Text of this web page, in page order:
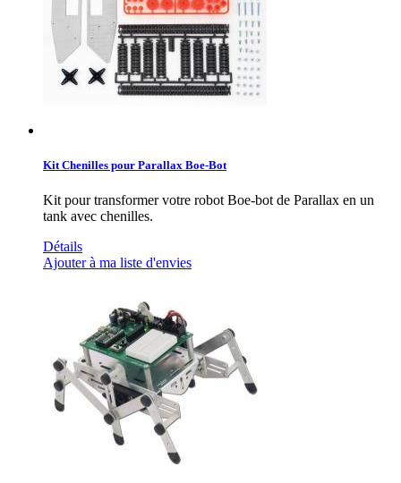
Kit Chenilles pour Parallax Boe-Bot
Kit pour transformer votre robot Boe-bot de Parallax en un
tank avec chenilles.
Détails
Ajouter à ma liste d'envies